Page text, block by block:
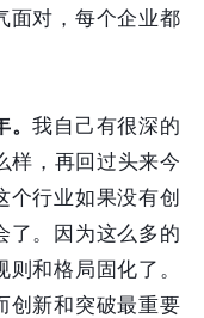
面对，每个企业都
。我自己有很深的
样，再回过头来今
行业如果没有创
了。因为这么多的
和格局固化了。
创新和突破最重要